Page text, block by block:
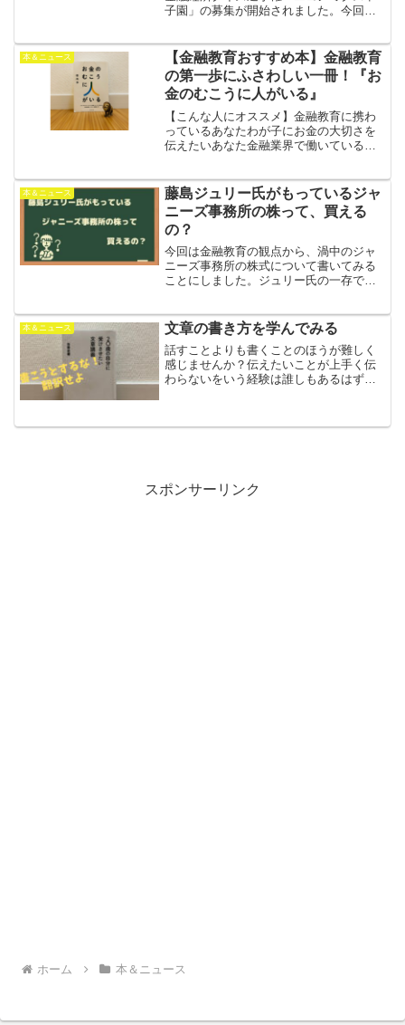
子園」の募集が開始されました。今回は3
研修旅行がプレゼント！金融教育の一環
として、ぜひチャレンジしてみてはいか
がでしょうか？
本＆ニュース
【金融教育おすすめ本】金融教育
の第一歩にふさわしい一冊！『お
金のむこうに人がいる』
【こんな人にオススメ】金融教育に携わ
っているあなたわが子にお金の大切さを
伝えたいあなた金融業界で働いている、
社：ダイヤモンド社発売日：2021年9月
29日ページ数：27...
本＆ニュース
藤島ジュリー氏がもっているジャ
ニーズ事務所の株って、買える
の？
今回は金融教育の観点から、渦中のジャ
ニーズ事務所の株式について書いてみる
ことにしました。ジュリー氏の一存で、
します。
本＆ニュース 文章の書き方を学んでみる
話すことよりも書くことのほうが難しく
感じませんか？伝えたいことが上手く伝
わらないをいう経験は誰しもあるはず。
スポンサーリンク
ホーム 本＆ニュース